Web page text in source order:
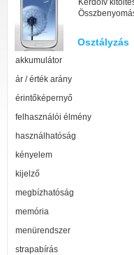
Kérdőív
Osztályzás
akkumulátor
ár / érték arány
érintőképernyő
felhasználói élmény
használhatóság
kényelem
kijelző
megbízhatóság
memória
menürendszer
strapabírás